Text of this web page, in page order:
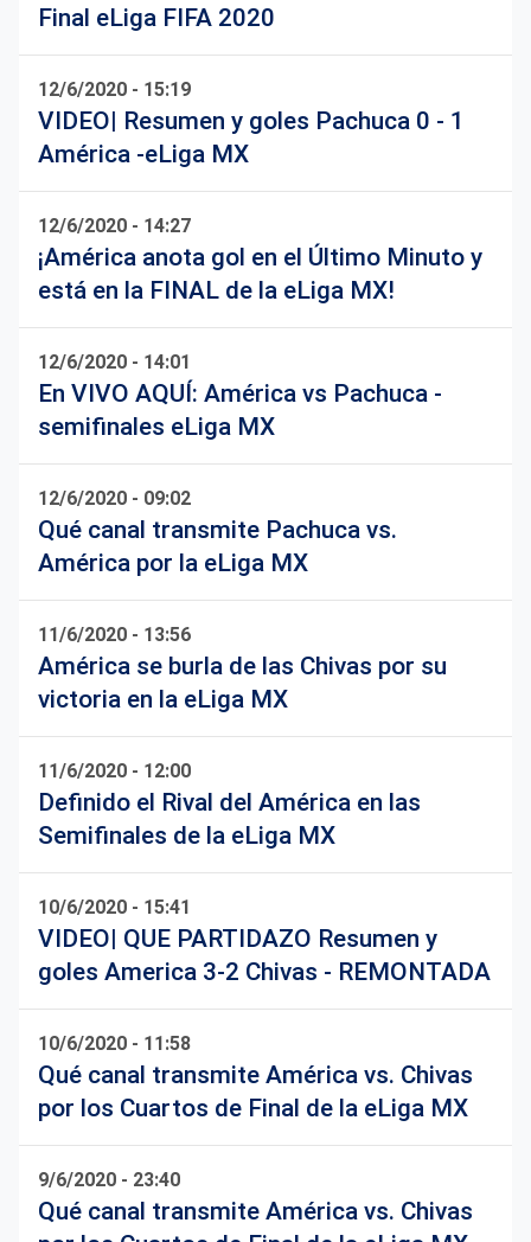
Final eLiga FIFA 2020
12/6/2020 - 15:19
VIDEO| Resumen y goles Pachuca 0 - 1
América -eLiga MX
12/6/2020 - 14:27
¡América anota gol en el Último Minuto y
está en la FINAL de la eLiga MX!
12/6/2020 - 14:01
En VIVO AQUÍ: América vs Pachuca -
semifinales eLiga MX
12/6/2020 - 09:02
Qué canal transmite Pachuca vs.
América por la eLiga MX
11/6/2020 - 13:56
América se burla de las Chivas por su
victoria en la eLiga MX
11/6/2020 - 12:00
Definido el Rival del América en las
Semifinales de la eLiga MX
10/6/2020 - 15:41
VIDEO| QUE PARTIDAZO Resumen y
goles America 3-2 Chivas - REMONTADA
10/6/2020 - 11:58
Qué canal transmite América vs. Chivas
por los Cuartos de Final de la eLiga MX
9/6/2020 - 23:40
Qué canal transmite América vs. Chivas